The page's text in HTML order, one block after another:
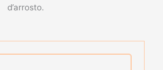
d’arrosto.